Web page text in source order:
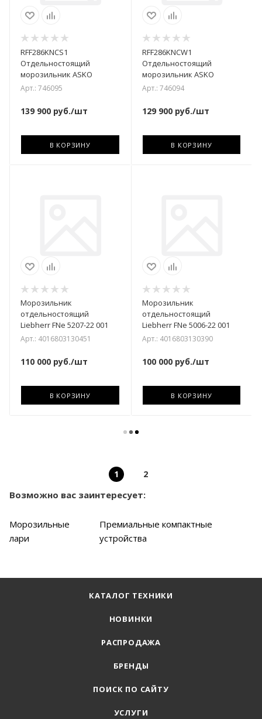
RFF286KNCS1
Отдельностоящий
морозильник ASKO
Арт.: 746095
139 900 руб./шт
В КОРЗИНУ
RFF286KNCW1
Отдельностоящий
морозильник ASKO
Арт.: 746094
129 900руб./шт
В КОРЗИНУ
Морозильник
отдельностоящий
Liebherr FNe 5207-22 001
Арт.: 4016803130451
110 000 руб./шт
В КОРЗИНУ
Морозильник
отдельностоящий
Liebherr FNe 5006-22 001
Арт.: 4016803130390
100 000руб./шт
В КОРЗИНУ
1 2
Возможно вас заинтересует:
Морозильные
лари
Премиальные компактные
устройства
КАТАЛОГ ТЕХНИКИ
НОВИНКИ
РАСПРОДАЖА
БРЕНДЫ
ПОИСК ПО САЙТУ
УСЛУГИ